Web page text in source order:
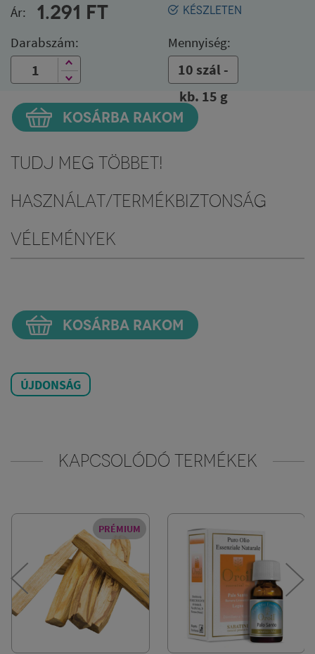
KÉSZLETEN
Ár: 1.291 FT
Darabszám: Mennyiség:
10 szál -
kb. 15 g
KOSÁRBA RAKOM
Tudj meg többet!
Használat/Termékbiztonság
Vélemények
KOSÁRBA RAKOM
ÚJDONSÁG
KAPCSOLÓDÓ TERMÉKEK
PRÉMIUM